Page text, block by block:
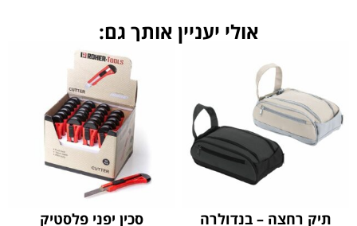
אולי יעניין אותך גם:
תיק רחצה – בנדולרה סכין יפני פלסטיק